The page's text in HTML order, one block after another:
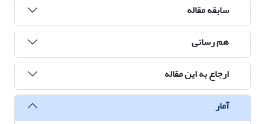
سابقه مقاله
هم رسانی
ارجاع به این مقاله
آمار